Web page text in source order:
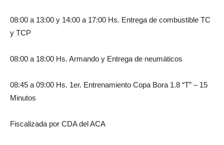
08:00 a 13:00 y 14:00 a 17:00 Hs. Entrega de combustible TC
y TCP
08:00 a 18:00 Hs. Armando y Entrega de neumáticos
08:45 a 09:00 Hs. 1er. Entrenamiento Copa Bora 1.8 “T” – 15
Minutos
Fiscalizada por CDA del ACA